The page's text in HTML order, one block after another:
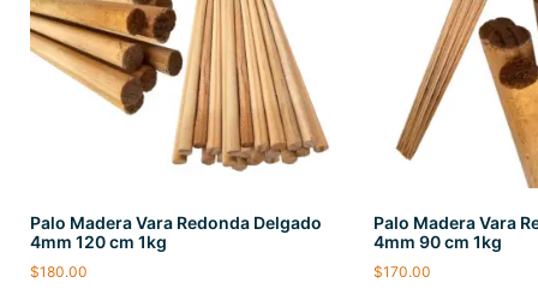
Palo Madera Vara Redonda Delgado
4mm 120 cm 1kg
$180.00
Palo Madera Vara
4mm 90 cm 1kg
$170.00